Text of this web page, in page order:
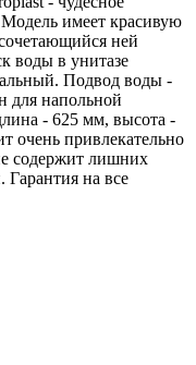
имеет красивую
ней
воды в унитазе
Подвод воды -
для напольной
- 625 мм, высота -
очень привлекательно
содержит лишних
Гарантия на все